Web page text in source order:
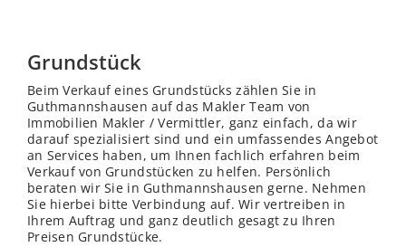
Grundstück
Beim Verkauf eines Grundstücks zählen Sie in
Guthmannshausen auf das Makler Team von
Immobilien Makler / Vermittler, ganz einfach, da wir
darauf spezialisiert sind und ein umfassendes Angebot
an Services haben, um Ihnen fachlich erfahren beim
Verkauf von Grundstücken zu helfen. Persönlich
beraten wir Sie in Guthmannshausen gerne. Nehmen
Sie hierbei bitte Verbindung auf. Wir vertreiben in
Ihrem Auftrag und ganz deutlich gesagt zu Ihren
Preisen Grundstücke.